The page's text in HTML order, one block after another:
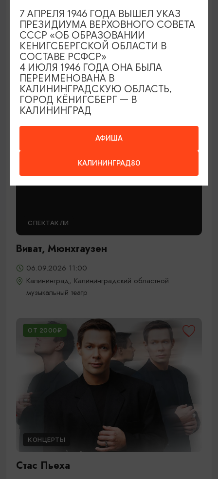
СПЕКТАКЛИ
Улитка и Кит
06.09.2026 11:00
Светлогорск, Арт-пространство «Янтарь-холл»
ОТ 500₽ ПУШКИНСКАЯ КАРТА
СПЕКТАКЛИ
Виват, Мюнхгаузен
06.09.2026 11:00
Калининград, Калининградский областной
музыкальный театр
ОТ 2000₽
КОНЦЕРТЫ
Стас Пьеха
АФИША
КАЛИНИНГРАД80
7 АПРЕЛЯ 1946 ГОДА ВЫШЕЛ УКАЗ
ПРЕЗИДИУМА ВЕРХОВНОГО СОВЕТА
СССР «ОБ ОБРАЗОВАНИИ
КЕНИГСБЕРГСКОЙ ОБЛАСТИ В
СОСТАВЕ РСФСР»
4 ИЮЛЯ 1946 ГОДА ОНА БЫЛА
ПЕРЕИМЕНОВАНА В
КАЛИНИНГРАДСКУЮ ОБЛАСТЬ,
ГОРОД КЁНИГСБЕРГ — В
КАЛИНИНГРАД